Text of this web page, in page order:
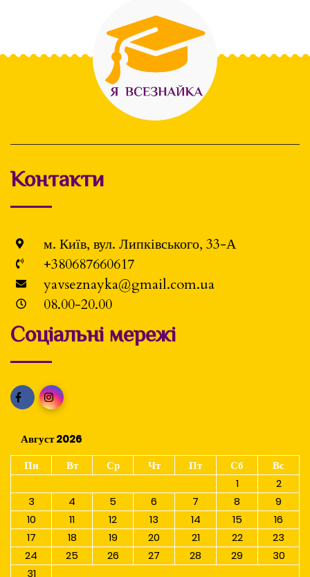
Контакти
м. Київ, вул. Липківського, 33-А
+380687660617
yavseznayka@gmail.com.ua
08.00-20.00
Соціальні мережі
Август 2026
Пн
Вт Ср Чт Пт Сб
Вс
1
2
3
4 5 6 7 8
9
10
11 12 13 14 15
16
17
18 19 20 21 22
23
24
25 26 27 28 29
30
31